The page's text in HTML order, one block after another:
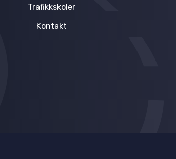
Trafikkskoler
Kontakt